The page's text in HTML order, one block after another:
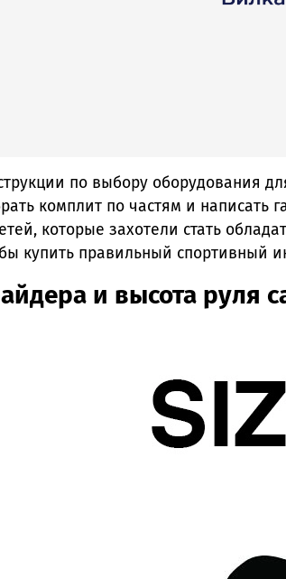
по выбору оборудования
комплит по частям и написать
которые захотели стать
купить правильный спортивный
и высота руля